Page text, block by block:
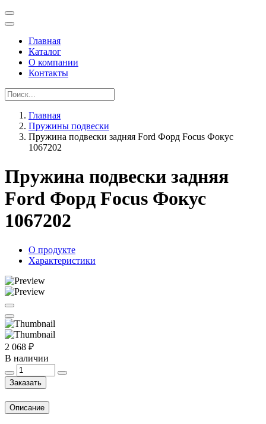
Главная
Каталог
О компании
Контакты
Главная
Пружины подвески
Пружина подвески задняя Ford Форд Focus Фокус
1067202
Пружина подвески задняя
Ford Форд Focus Фокус
1067202
О продукте
Характеристики
2 068 ₽
В наличии
Заказать
Описание